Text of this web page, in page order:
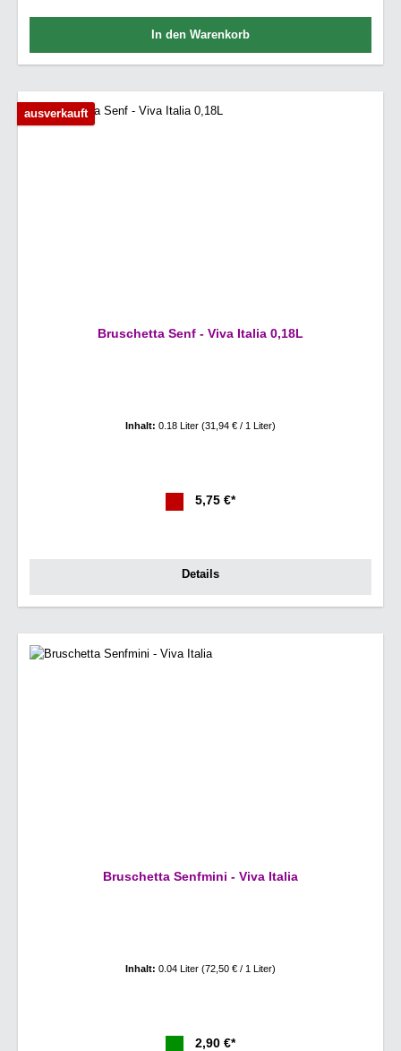
In den Warenkorb
ausverkauft
Bruschetta Senf - Viva Italia 0,18L
Inhalt: 0.18 Liter (31,94 € / 1 Liter)
5,75 €*
Details
Bruschetta Senfmini - Viva Italia
Inhalt: 0.04 Liter (72,50 € / 1 Liter)
2,90 €*